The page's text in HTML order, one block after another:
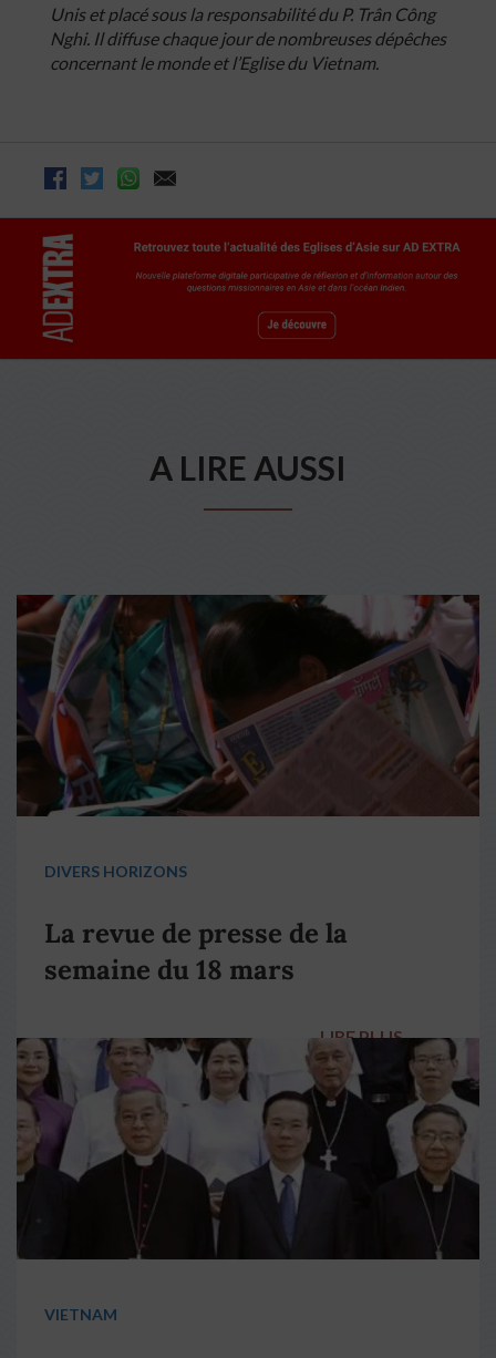
Unis et placé sous la responsabilité du P. Trân Công
Nghi. Il diffuse chaque jour de nombreuses dépêches
concernant le monde et l’Eglise du Vietnam.
A LIRE AUSSI
DIVERS HORIZONS
La revue de presse de la
semaine du 18 mars
LIRE PLUS →
VIETNAM